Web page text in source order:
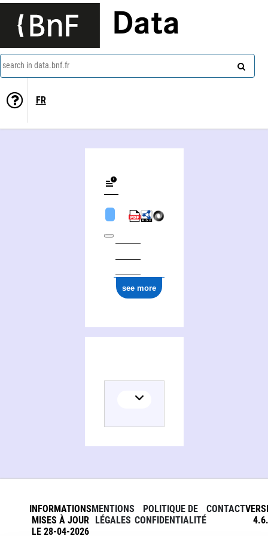
Data
search in data.bnf.fr
FR
see more
INFORMATIONS
MISES À JOUR
LE 28-04-2026
MENTIONS
LÉGALES
POLITIQUE DE
CONFIDENTIALITÉ
CONTACT